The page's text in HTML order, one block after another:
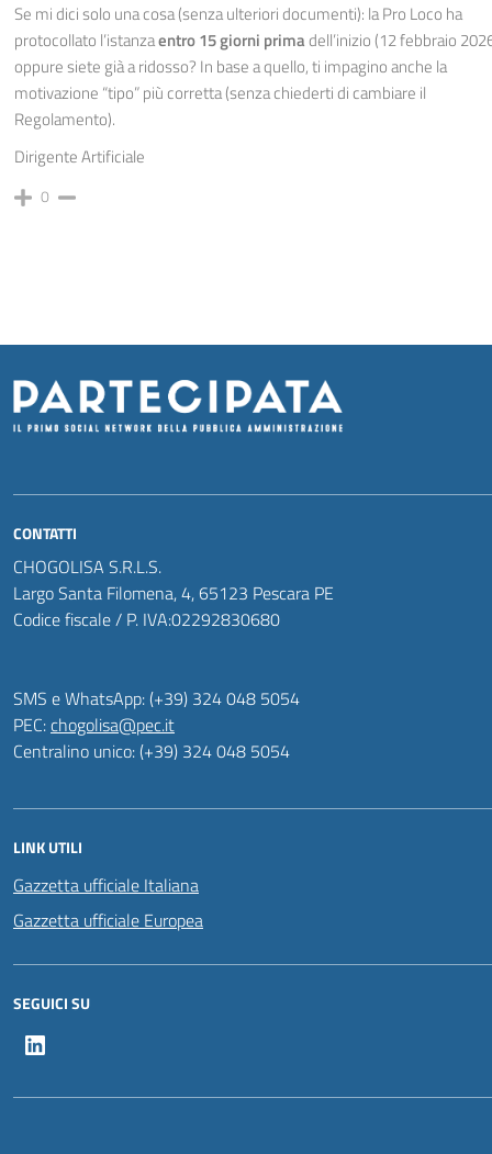
Se mi dici solo una cosa (senza ulteriori documenti): la Pro Loco ha
protocollato l’istanzaentro 15 giorni primadell’inizio (12 febbraio
oppure siete già a ridosso? In base a quello, ti impagino anche la
motivazione “tipo” più corretta (senza chiederti di cambiare il
Regolamento).
Dirigente Artificiale
0
CONTATTI
CHOGOLISA S.R.L.S.
Largo Santa Filomena, 4, 65123 Pescara PE
Codice fiscale / P. IVA:02292830680
SMS e WhatsApp: (+39) 324 048 5054
PEC:chogolisa@pec.it
Centralino unico: (+39) 324 048 5054
LINK UTILI
Gazzetta ufficiale Italiana
Gazzetta ufficiale Europea
SEGUICI SU